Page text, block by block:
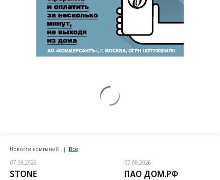
Новости компаний Все
07.08.2026
STONE
07.08.2026
ПАО ДОМ.РФ